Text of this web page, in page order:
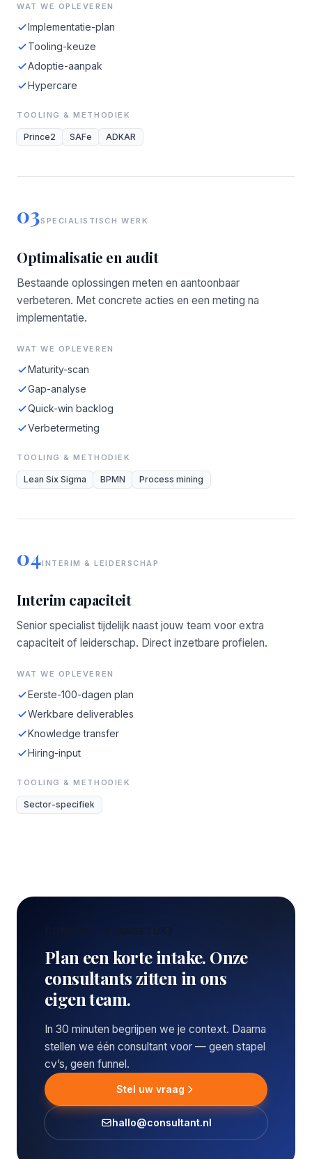
WAT WE OPLEVEREN
Implementatie-plan
Tooling-keuze
Adoptie-aanpak
Hypercare
TOOLING & METHODIEK
Prince2 SAFe ADKAR
03SPECIALISTISCH WERK
Optimalisatie en audit
Bestaande oplossingen meten en aantoonbaar
verbeteren. Met concrete acties en een meting na
implementatie.
WAT WE OPLEVEREN
Maturity-scan
Gap-analyse
Quick-win backlog
Verbetermeting
TOOLING & METHODIEK
Lean Six Sigma BPMN Process mining
04INTERIM & LEIDERSCHAP
Interim capaciteit
Senior specialist tijdelijk naast jouw team voor extra
capaciteit of leiderschap. Direct inzetbare profielen.
WAT WE OPLEVEREN
Eerste-100-dagen plan
Werkbare deliverables
Knowledge transfer
Hiring-input
TOOLING & METHODIEK
Sector-specifiek
CONCREET VRAAGSTUK?
Plan een korte intake. Onze
consultants zitten in ons
eigen team.
In 30 minuten begrijpen we je context. Daarna
stellen we één consultant voor — geen stapel
cv’s, geen funnel.
Stel uw vraag
hallo@consultant.nl